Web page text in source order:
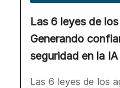
Las 6 leyes de
Generando
seguridad en la IA
Las 6 leyes de los